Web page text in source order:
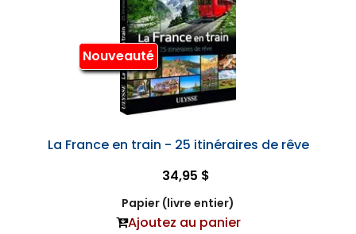
Nouveauté
La France en train - 25 itinéraires de rêve
34,95 $
Papier (livre entier)
Ajoutez au panier